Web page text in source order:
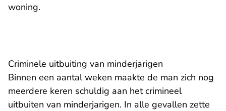
woning.
Criminele uitbuiting van minderjarigen
Binnen een aantal weken maakte de man zich nog
meerdere keren schuldig aan het crimineel
uitbuiten van minderjarigen. In alle gevallen zette